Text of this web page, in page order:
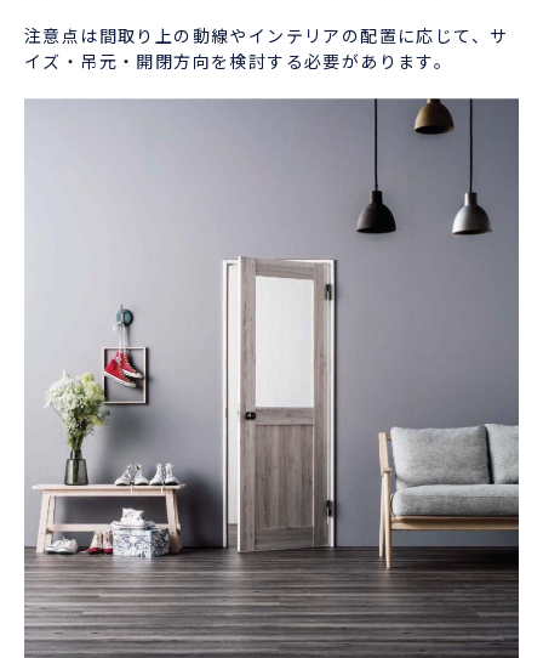
注意点は間取り上の動線やインテリアの配置に応じて、サ
イズ・吊元・開閉方向を検討する必要があります。